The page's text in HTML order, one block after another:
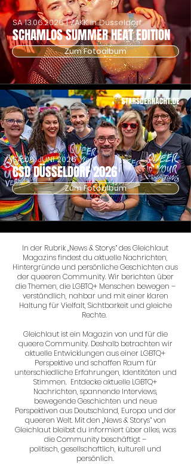
SCHAMLOS SUMMER HEAT EDITION
SA13.06.2026| ZAKK in Düsseldorf
Zum Fotoalbum
CSD DÜSSELDORF 2026
SA 06. JUNI 2026
Zum Fotoalbum
In der Rubrik „News & Storys“ des Gleichlaut
Magazins findest du aktuelle Nachrichten,
Hintergründe und persönliche Geschichten aus
der queeren Community. Wir berichten über
die Themen, die LGBTQ+ Menschen bewegen –
verständlich, nahbar und mit einer klaren
Haltung für Vielfalt, Sichtbarkeit und gleiche
Rechte.
Gleichlaut ist ein Magazin von und für die
queere Community. Deshalb betrachten wir
aktuelle Entwicklungen aus einer LGBTQ+
Perspektive und schaffen Raum für
unterschiedliche Erfahrungen, Identitäten und
Stimmen. Entdecke aktuelle LGBTQ+
Nachrichten, spannende Interviews,
bewegende Geschichten und neue
Perspektiven aus Deutschland, Europa und der
queeren Welt. Mit den „News & Storys“ von
Gleichlaut bleibst du informiert über alles, was
die Community beschäftigt –
politisch, gesellschaftlich, kulturell und
persönlich.